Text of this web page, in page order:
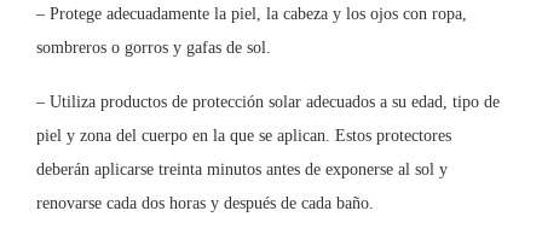
– Protege adecuadamente la piel, la cabeza y los ojos con ropa,
sombreros o gorros y gafas de sol.
– Utiliza productos de protección solar adecuados a su edad, tipo de
piel y zona del cuerpo en la que se aplican. Estos protectores
deberán aplicarse treinta minutos antes de exponerse al sol y
renovarse cada dos horas y después de cada baño.